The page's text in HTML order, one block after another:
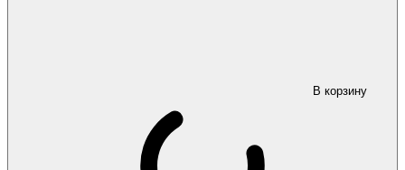
В корзину